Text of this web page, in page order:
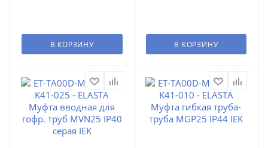
В КОРЗИНУ В КОРЗИНУ